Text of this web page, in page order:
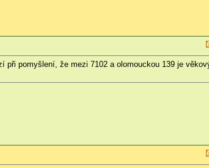
pomyšlení, že mezi 7102 a olomouckou 139 je